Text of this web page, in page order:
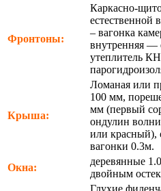
Фронтоны:
Каркасно-
естественной
– вагонка
внутренняя —
утеплитель
Крыша:
Ломаная или
100 мм,
мм (первый
ондулин
или красный),
вагонки 0.3м.
Окна:
деревянные
двойным
Глухие